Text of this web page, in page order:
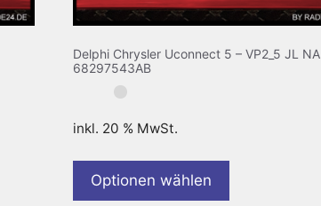
Delphi Chrysler Uconnect 5 – VP2_5 JL NA
68297543AB
inkl. 20 % MwSt.
Optionen wählen